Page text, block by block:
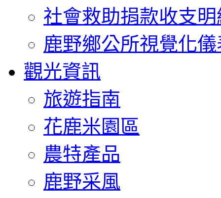
社會救助捐款收支明
鹿野鄉公所視覺化
觀光資訊
旅遊指南
花鹿米園區
農特產品
鹿野采風